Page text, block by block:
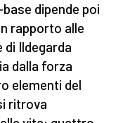
dipende poi
rapporto alle
Ildegarda
dalla forza
elementi del
ritrova